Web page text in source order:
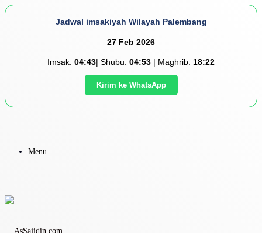
Jadwal imsakiyah Wilayah Palembang
27 Feb 2026
Imsak: 04:43| Shubu: 04:53 | Maghrib: 18:22
Kirim ke WhatsApp
Menu